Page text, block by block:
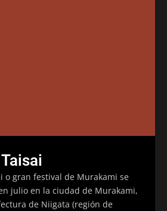
o gran festival de Murakami se
julio en la ciudad de Murakami,
de Niigata (región de